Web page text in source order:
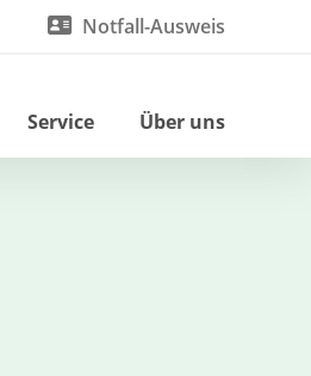
Notfall-Ausweis
Service Über uns